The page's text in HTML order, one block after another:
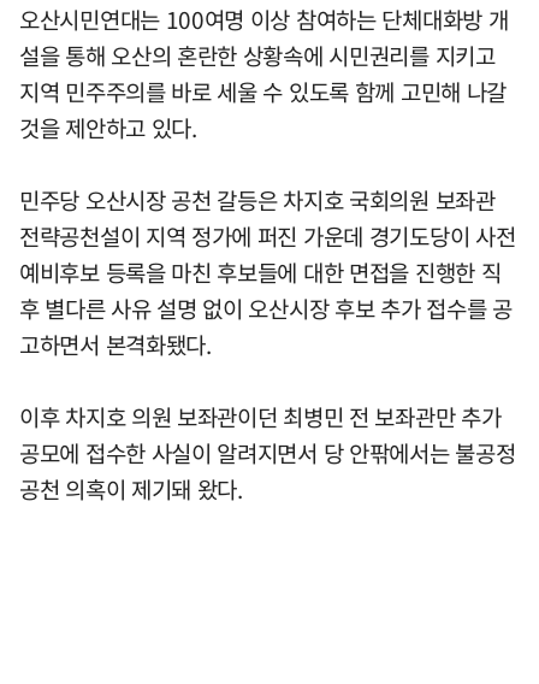
오산시민연대는 100여명 이상 참여하는 단체대화방 개
설을 통해 오산의 혼란한 상황속에 시민권리를 지키고
지역 민주주의를 바로 세울 수 있도록 함께 고민해 나갈
것을 제안하고 있다.
민주당 오산시장 공천 갈등은 차지호 국회의원 보좌관
전략공천설이 지역 정가에 퍼진 가운데 경기도당이 사전
예비후보 등록을 마친 후보들에 대한 면접을 진행한 직
후 별다른 사유 설명 없이 오산시장 후보 추가 접수를 공
고하면서 본격화됐다.
이후 차지호 의원 보좌관이던 최병민 전 보좌관만 추가
공모에 접수한 사실이 알려지면서 당 안팎에서는 불공정
공천 의혹이 제기돼 왔다.